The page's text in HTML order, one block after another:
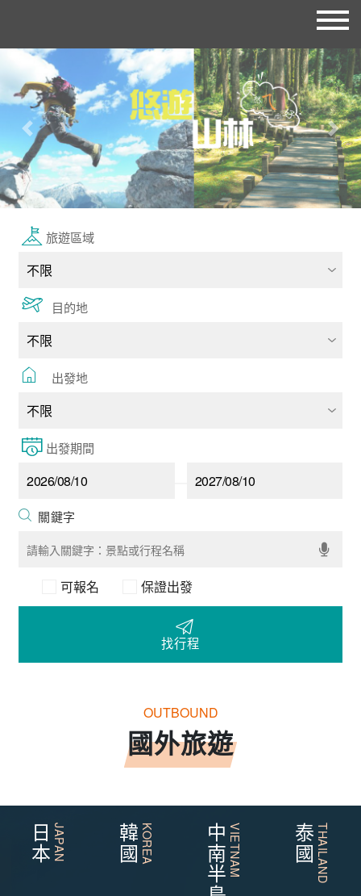
往前 往後
旅遊區域
目的地
出發地
出發期間
可報名 保證出發
找行程
OUTBOUND
國外旅遊
日本JAPAN 韓國KOREA 中南半島VIETNAM 泰國THAILAND